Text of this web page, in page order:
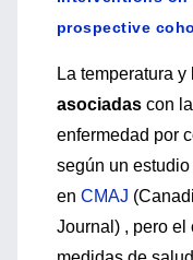
prospective
La temperatura y
asociadas con
enfermedad por
según un
en CMAJ
Journal) , pero el